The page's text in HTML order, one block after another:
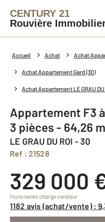
CENTURY 21
Rouvière
Accueil Achat Achat
Achat Appartement Gard (30)
Achat Appartement LE GRAU DU
Appartement F3
3 pièces - 64,26 m
LE GRAU DU ROI - 30
Ref : 21528
329 000
Honoraires charge vendeur
1182 avis (achat/vente) :